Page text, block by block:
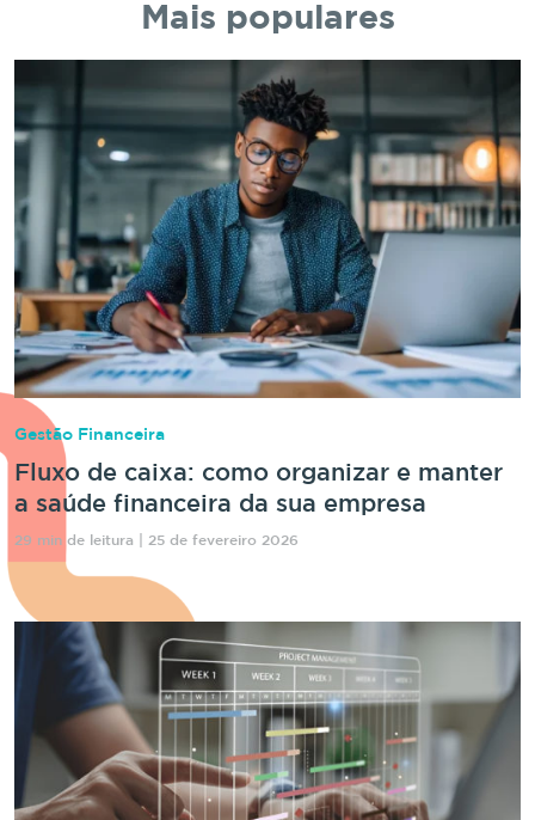
Mais populares
Gestão Financeira
Fluxo de caixa: como organizar e manter
a saúde financeira da sua empresa
29 min de leitura | 25 de fevereiro 2026